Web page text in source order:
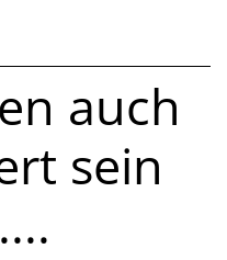
auch
sein